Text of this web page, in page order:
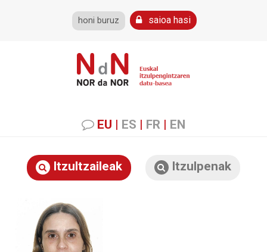
honi buruz saioa hasi
EU | ES | FR | EN
Itzultzaileak Itzulpenak